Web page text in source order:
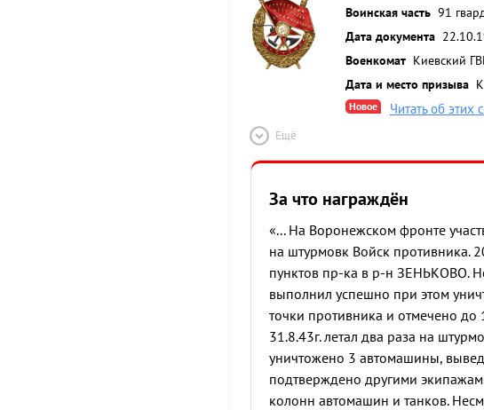
Воинская часть 91
Дата документа
Военкомат Киевский
Дата и место призыва
Новое Читать об этих
Ещё
За что награждён
«... На Воронежском фронте
на штурмовк Войск противника.
пунктов пр-ка в р-н ЗЕНЬКОВО.
выполнил успешно при этом
точки противника и отмечено
31.8.43г. летал два раза на
уничтожено 3 автомашины,
подтверждено другими
колонн автомашин и танков.